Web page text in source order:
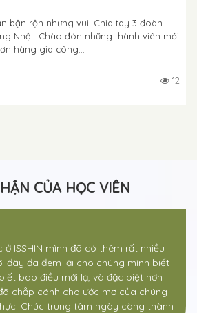
bận rộn nhưng vui. Chia tay 3 đoàn
Nhật. Chào đón những thành viên mới
hàng gia công...
12
CỦA HỌC VIÊN
ISSHIN mình đã có thêm rất nhiều
đây đã đem lại cho chúng mình biết
bao điều mới lạ, và đặc biệt hơn
chắp cánh cho ước mơ của chúng
Chúc trung tâm ngày càng thành